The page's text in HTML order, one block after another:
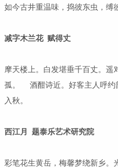
如今古井重温味，捣彼东虫，缚
减字木兰花 赋得丈
摩天楼上。白发堪垂千百丈。遥
孤。 酒酣诗近。好客主人呼约
入秋。
西江月 题泰乐艺术研究院
彩笔花生黄岳，梅馨梦绕新乡。